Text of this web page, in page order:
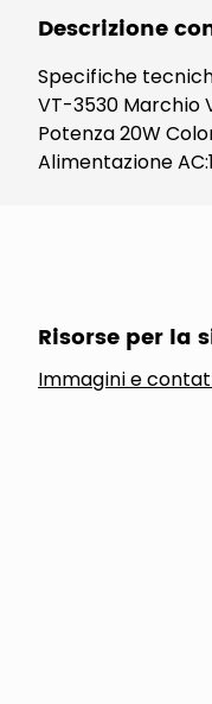
Descrizione
Specifiche
VT-3530 Marchio
Potenza 20W
Alimentazione
Risorse per la
Immagini e